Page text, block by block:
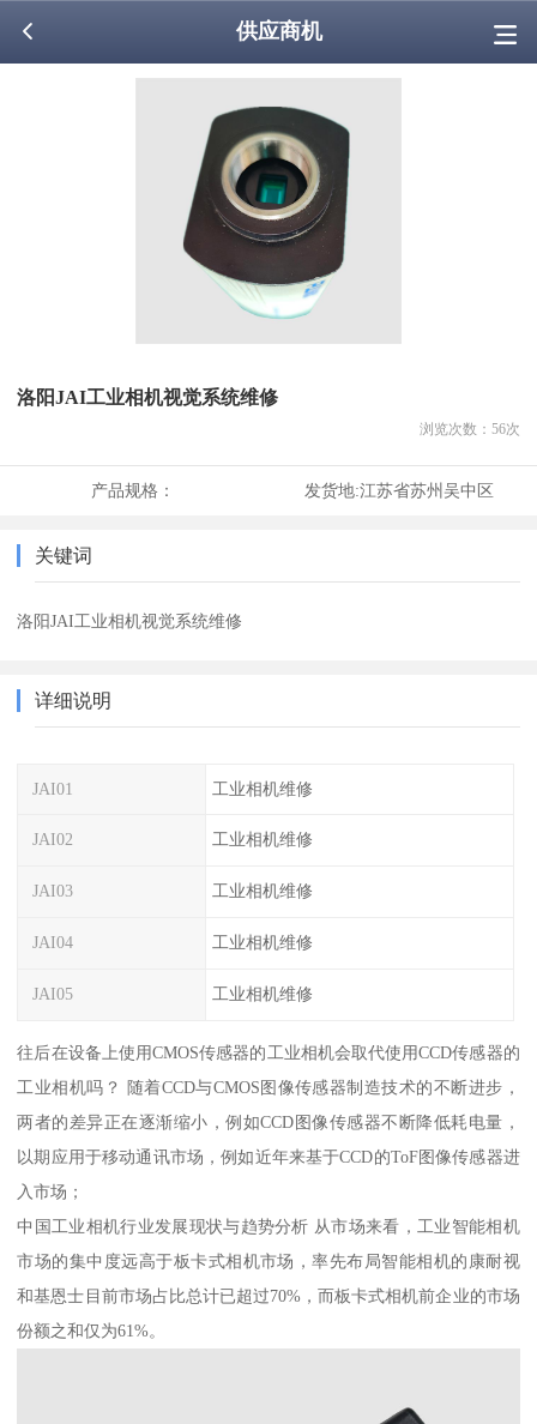
供应商机
洛阳JAI工业相机视觉系统维修
浏览次数： 56次
产品规格： 发货地:江苏省苏州吴中区
关键词
洛阳JAI工业相机视觉系统维修
详细说明
JAI01 工业相机维修
JAI02 工业相机维修
JAI03 工业相机维修
JAI04 工业相机维修
JAI05 工业相机维修
往后在设备上使用CMOS传感器的工业相机会取代使用CCD传感器的
工业相机吗？ 随着CCD与CMOS图像传感器制造技术的不断进步，
两者的差异正在逐渐缩小，例如CCD图像传感器不断降低耗电量，
以期应用于移动通讯市场，例如近年来基于CCD的ToF图像传感器进
入市场；
中国工业相机行业发展现状与趋势分析 从市场来看，工业智能相机
市场的集中度远高于板卡式相机市场，率先布局智能相机的康耐视
和基恩士目前市场占比总计已超过70%，而板卡式相机前企业的市场
份额之和仅为61%。